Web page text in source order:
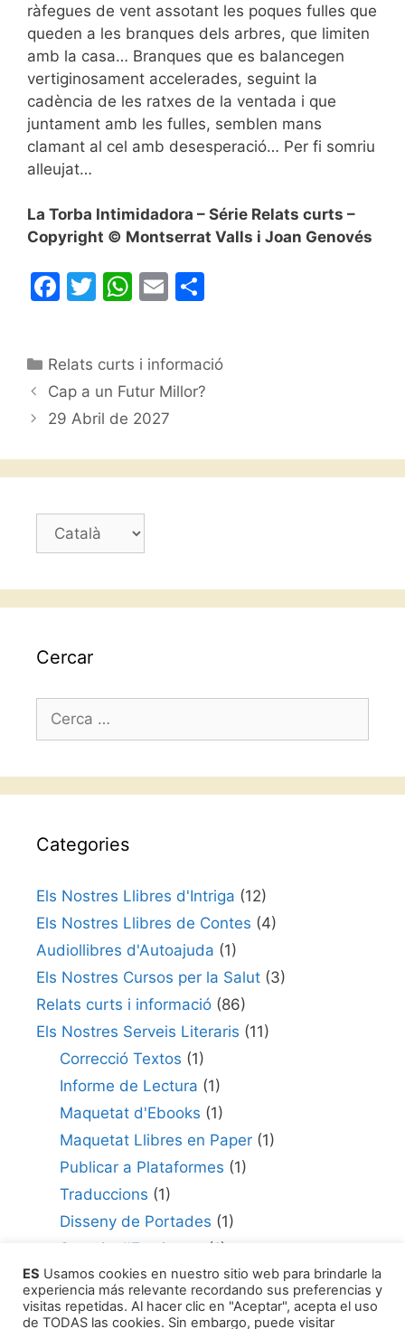
ràfegues de vent assotant les poques fulles que
queden a les branques dels arbres, que limiten
amb la casa… Branques que es balancegen
vertiginosament accelerades, seguint la
cadència de les ratxes de la ventada i que
juntament amb les fulles, semblen mans
clamant al cel amb desesperació… Per fi somriu
alleujat…
La Torba Intimidadora – Série Relats curts –
Copyright © Montserrat Valls i Joan Genovés
F
e
b
o
o
k
T
er
W
s
A
p
p
E
l
p
ar
ix
Categories
Relats curts i informació
Cap a un Futur Millor?
29 Abril de 2027
Trieu
Cercar
Categories
Els Nostres Llibres d'Intriga (12)
Els Nostres Llibres de Contes (4)
Audiollibres d'Autoajuda (1)
Els Nostres Cursos per la Salut (3)
Relats curts i informació (86)
Els Nostres Serveis Literaris (11)
Correcció Textos (1)
Informe de Lectura (1)
Maquetat d'Ebooks (1)
Maquetat Llibres en Paper(1)
Publicar a Plataformes (1)
Traduccions (1)
Disseny de Portades (1)
Serveis d'Escriptura
(1)
Consultor per Edició(1)
Com Publicar la teva Obra(1)
ES Usamos cookies en nuestro sitio web para brindarle la
experiencia más relevante recordando sus preferencias y
visitas repetidas. Al hacer clic en "Aceptar", acepta el uso
de TODAS las cookies. Sin embargo, puede visitar